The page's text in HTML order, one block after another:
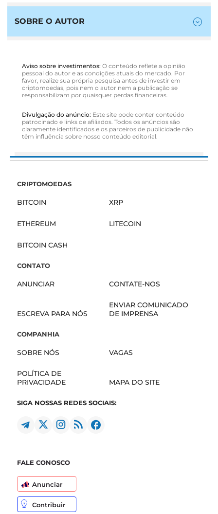
SOBRE O AUTOR
Aviso sobre investimentos: O conteúdo reflete a opinião
pessoal do autor e as condições atuais do mercado. Por
favor, realize sua própria pesquisa antes de investir em
criptomoedas, pois nem o autor nem a publicação se
responsabilizam por quaisquer perdas financeiras.
Divulgação do anúncio: Este site pode conter conteúdo
patrocinado e links de afiliados. Todos os anúncios são
claramente identificados e os parceiros de publicidade não
têm influência sobre nosso conteúdo editorial.
CRIPTOMOEDAS
BITCOIN XRP
ETHEREUM LITECOIN
BITCOIN CASH
CONTATO
ANUNCIAR CONTATE-NOS
ESCREVA PARA NÓS
ENVIAR COMUNICADO
DE IMPRENSA
COMPANHIA
SOBRE NÓS VAGAS
POLÍTICA DE
PRIVACIDADE
MAPA DO SITE
SIGA NOSSAS REDES SOCIAIS:
FALE CONOSCO
Anunciar
Contribuir